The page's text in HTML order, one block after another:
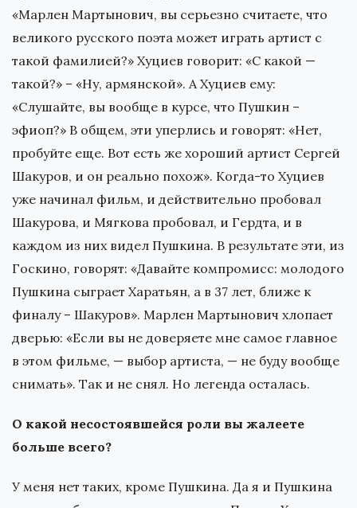
«Марлен Мартынович, вы серьезно считаете, что
великого русского поэта может играть артист с
такой фамилией?» Хуциев говорит: «С какой —
такой?» – «Ну, армянской». А Хуциев ему:
«Слушайте, вы вообще в курсе, что Пушкин –
эфиоп?» В общем, эти уперлись и говорят: «Нет,
пробуйте еще. Вот есть же хороший артист Сергей
Шакуров, и он реально похож». Когда-то Хуциев
уже начинал фильм, и действительно пробовал
Шакурова, и Мягкова пробовал, и Гердта, и в
каждом из них видел Пушкина. В результате эти, из
Госкино, говорят: «Давайте компромисс: молодого
Пушкина сыграет Харатьян, а в 37 лет, ближе к
финалу – Шакуров». Марлен Мартынович хлопает
дверью: «Если вы не доверяете мне самое главное
в этом фильме, — выбор артиста, — не буду вообще
снимать». Так и не снял. Но легенда осталась.
О какой несостоявшейся роли вы жалеете
больше всего?
У меня нет таких, кроме Пушкина. Да я и Пушкина